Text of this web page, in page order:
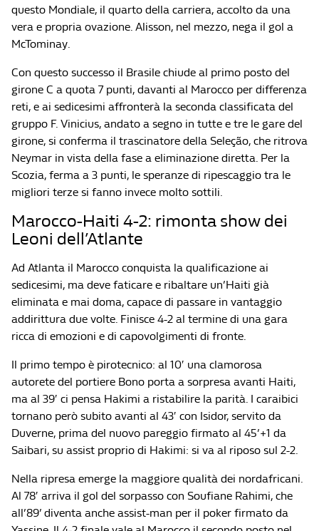
questo Mondiale, il quarto della carriera, accolto da una
vera e propria ovazione. Alisson, nel mezzo, nega il gol a
McTominay.
Con questo successo il Brasile chiude al primo posto del
girone C a quota 7 punti, davanti al Marocco per differenza
reti, e ai sedicesimi affronterà la seconda classificata del
gruppo F. Vinicius, andato a segno in tutte e tre le gare del
girone, si conferma il trascinatore della Seleção, che ritrova
Neymar in vista della fase a eliminazione diretta. Per la
Scozia, ferma a 3 punti, le speranze di ripescaggio tra le
migliori terze si fanno invece molto sottili.
Marocco-Haiti 4-2: rimonta show dei
Leoni dell’Atlante
Ad Atlanta il Marocco conquista la qualificazione ai
sedicesimi, ma deve faticare e ribaltare un’Haiti già
eliminata e mai doma, capace di passare in vantaggio
addirittura due volte. Finisce 4-2 al termine di una gara
ricca di emozioni e di capovolgimenti di fronte.
Il primo tempo è pirotecnico: al 10′ una clamorosa
autorete del portiere Bono porta a sorpresa avanti Haiti,
ma al 39′ ci pensa Hakimi a ristabilire la parità. I caraibici
tornano però subito avanti al 43′ con Isidor, servito da
Duverne, prima del nuovo pareggio firmato al 45’+1 da
Saibari, su assist proprio di Hakimi: si va al riposo sul 2-2.
Nella ripresa emerge la maggiore qualità dei nordafricani.
Al 78′ arriva il gol del sorpasso con Soufiane Rahimi, che
all’89’ diventa anche assist-man per il poker firmato da